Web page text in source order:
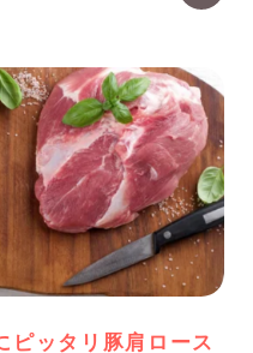
ピッタリ豚肩ロース